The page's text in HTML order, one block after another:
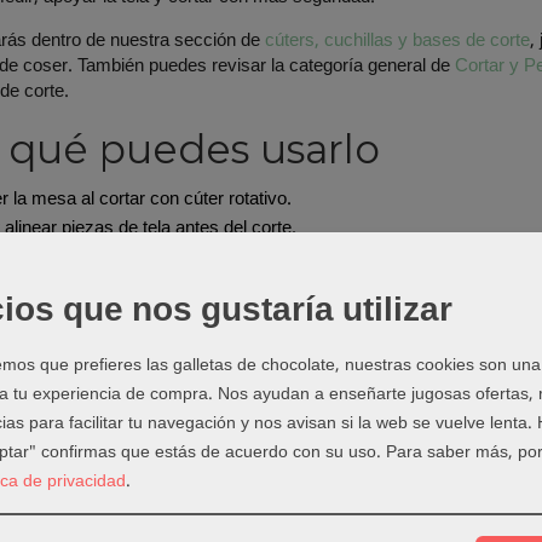
dentro de nuestra sección decúters, cuchillas y bases de corte,
coser. También puedes revisar la categoría general deCortar y
corte.
qué puedes usarlo
la mesa al cortar con cúter rotativo.
piezas de tela antes del corte.
de Laura
de corte como salvamanteles ni la dejes al sol. Parece una
ayudan igual al cortar.
útiles del producto
Ideas Plegable Turquesa. Perfecta para llevarla de viaje
que nos gustaría utilizar
que prefieres las galletas de chocolate, nuestras cookies son
tu experiencia de compra. Nos ayudan a enseñarte jugosas ofertas,
para facilitar tu navegación y nos avisan si la web se vuelve lenta.
confirmas que estás de acuerdo con su uso. Para saber más,
de privacidad.